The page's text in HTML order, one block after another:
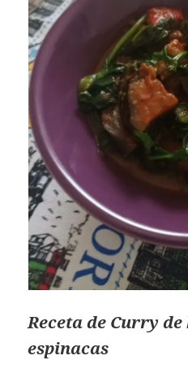
Receta de Curry
espinacas